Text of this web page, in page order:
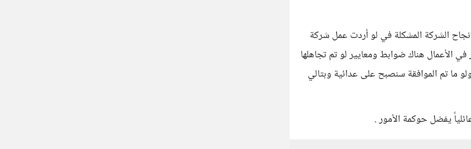
الشركة المشكلة في لو أردت عمل شركة
الأعمال هناك ضوابط ومعايير لو تم تجاهلها
ما تم الموافقة سنصبح على عدائية وبتالي
يفضل حوكمة الأمور .